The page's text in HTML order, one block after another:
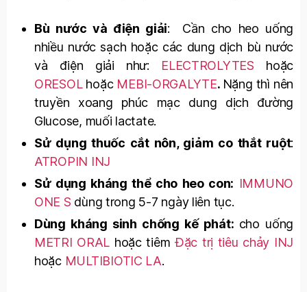
Bù nước và điện giải: Cần cho heo uống
nhiều nước sạch hoặc các dung dịch bù nước
và điện giải như: ELECTROLYTES hoặc
ORESOLhoặc MEBI-ORGALYTE. Nặng thì nên
truyền xoang phúc mạc dung dịch đường
Glucose, muối lactate.
Sử dụng thuốc cắt nôn, giảm co thắt ruột:
ATROPIN INJ
Sử dụng kháng thể cho heo con: IMMUNO
ONE S dùng trong 5-7 ngày liên tục.
Dùng kháng sinh chống kế phát: cho uống
METRI ORAL hoặc tiêm Đặc trị tiêu chảy INJ
hoặc MULTIBIOTIC LA.